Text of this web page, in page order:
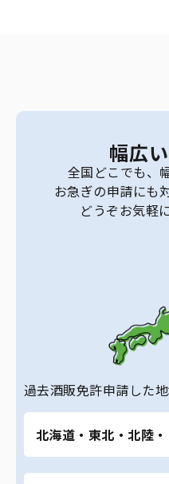
幅広
全国どこでも、
お急ぎの申請にも
どうぞお気軽
過去酒販免許申請した
北海道・東北・北陸
北海道（札幌市、旭